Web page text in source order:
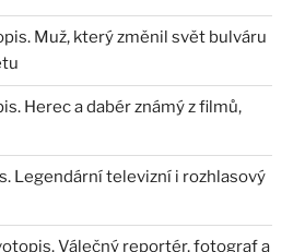
Muž, který změnil svět bulváru
Herec a dabér známý z filmů,
Legendární televizní i rozhlasový
Válečný reportér, fotograf a